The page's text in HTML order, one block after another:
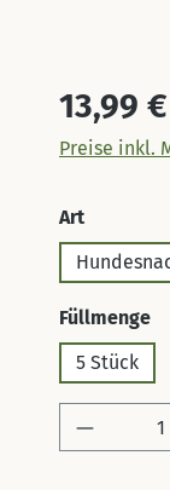
Regulärer
13,99 €
Preise inkl.
Art
Füllmenge
5 Stück